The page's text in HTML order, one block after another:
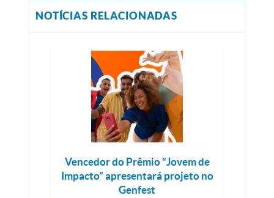
NOTÍCIAS RELACIONADAS
Vencedor do Prêmio “Jovem de
Impacto” apresentará projeto no
Genfest